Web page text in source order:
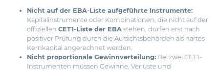
Nicht auf der EBA-Liste aufgeführte Instrumente:
Kapitalinstrumente oder Kombinationen, die nicht auf der
offiziellen CET1-Liste der EBA stehen, dürfen erst nach
positiver Prüfung durch die Aufsichtsbehörden als hartes
Kernkapital angerechnet werden.
Nicht proportionale Gewinnverteilung: Bei zwei CET1-
Instrumenten müssen Gewinne, Verluste und